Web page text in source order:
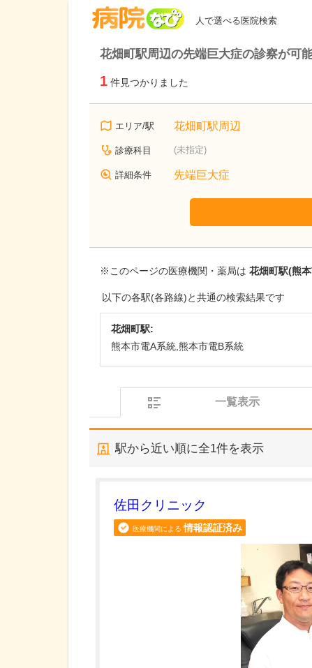
人で選べる医院検索
花畑町駅周辺の先端巨大症の診察が可
1 件見つかりました
エリア/駅 花畑町駅周辺
診療科目 (未指定)
詳細条件 先端巨大症
※このページの医療機関・薬局は 花畑町駅(熊
以下の各駅(各路線)と共通の検索結果です
花畑町駅:
熊本市電A系統,熊本市電B系統
一覧表示
駅から近い順に全1件を表示
佐田クリニック
医療機関による 情報認証済み